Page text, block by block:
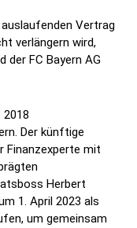
Vertrag
verlängern wird,
der FC Bayern AG
Der künftige
Finanzexperte mit
Herbert
1. April 2023 als
um gemeinsam